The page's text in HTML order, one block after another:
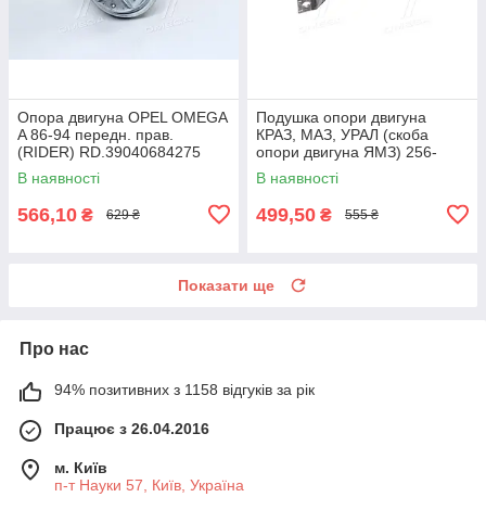
Опора двигуна OPEL OMEGA
A 86-94 передн. прав.
(RIDER) RD.39040684275
UA58
В наявності
566,10 ₴ 629 ₴
Подушка опори двигуна
КРАЗ, МАЗ, УРАЛ (скоба
опори двигуна ЯМЗ) 256-
1001005 UA58
В наявності
499,50 ₴ 555 ₴
Показати ще
Про нас
94% позитивних з 1158 відгуків за рік
Працює з 26.04.2016
м. Київ
п-т Науки 57, Київ, Україна